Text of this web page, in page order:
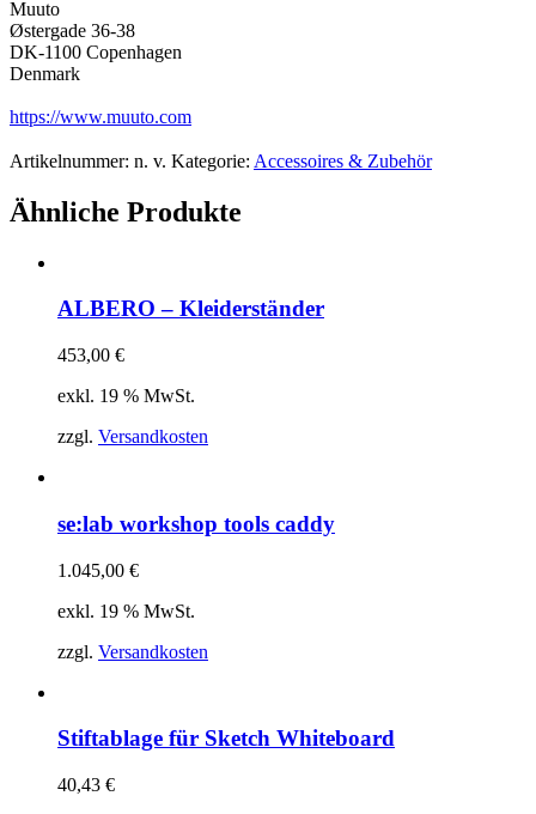
Muuto
Østergade 36-38
DK-1100 Copenhagen
Denmark
https://www.muuto.com
Artikelnummer: n. v. Kategorie: Accessoires & Zubehör
Ähnliche Produkte
ALBERO – Kleiderständer
453,00 €
exkl. 19 % MwSt.
zzgl. Versandkosten
se:lab workshop tools caddy
1.045,00 €
exkl. 19 % MwSt.
zzgl. Versandkosten
Stiftablage für Sketch Whiteboard
40,43 €